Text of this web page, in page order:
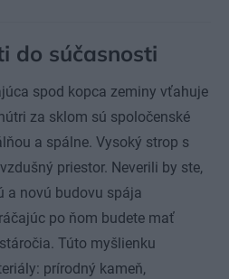
do súčasnosti
spod kopca zeminy vťahuje
za sklom sú spoločenské
a spálne. Vysoký strop s
priestor. Neverili by ste,
a novú budovu spája
po ňom budete mať
Túto myšlienku
prírodný kameň,